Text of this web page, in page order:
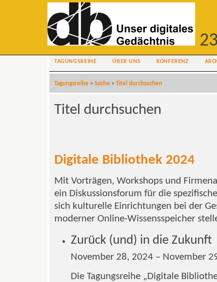
TAGUNGSREIHE ÜBER UNS KONFERENZ
Tagungsreihe > Suche > Titel durchsuchen
Titel durchsuchen
Digitale Bibliothek 2024
Mit Vorträgen, Workshops und
ein Diskussionsforum für die
sich kulturelle Einrichtungen bei der
moderner Online-Wissensspeicher
Zurück (und) in die Zukunft
November 28, 2024 – November
Die Tagungsreihe „Digitale